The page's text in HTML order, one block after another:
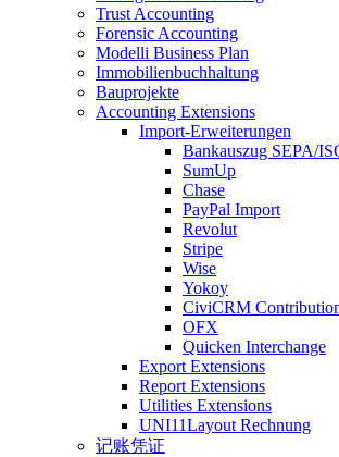
Trust Accounting
Forensic Accounting
Modelli Business Plan
Immobilienbuchhaltung
Bauprojekte
Accounting Extensions
Import-Erweiterungen
Bankauszug SEPA/
SumUp
Chase
PayPal Import
Revolut
Stripe
Wise
Yokoy
CiviCRM
OFX
Quicken Interchange
Export Extensions
Report Extensions
Utilities Extensions
UNI11Layout Rechnung
记账凭证